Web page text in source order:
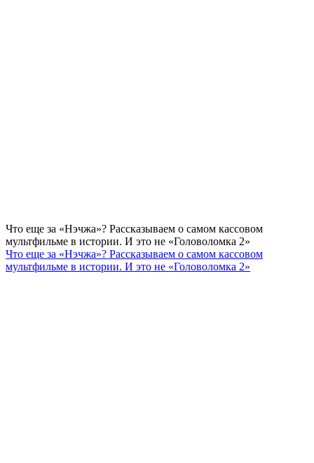
Что еще за «Нэчжа»? Рассказываем о самом кассовом
мультфильме в истории. И это не «Головоломка 2»
Что еще за «Нэчжа»? Рассказываем о самом кассовом
мультфильме в истории. И это не «Головоломка 2»